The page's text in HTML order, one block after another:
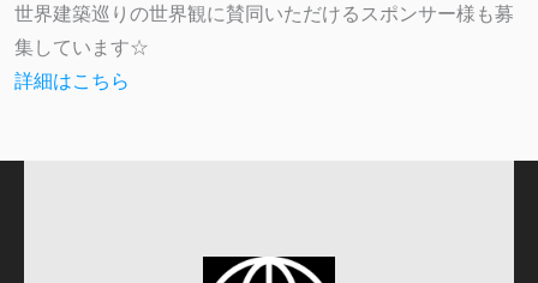
世界建築巡りの世界観に賛同いただけるスポンサー様も募
集しています☆
詳細はこちら